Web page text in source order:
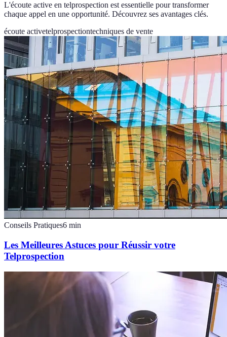
L'écoute active en telprospection est essentielle pour transformer
chaque appel en une opportunité. Découvrez ses avantages clés.
écoute activetelprospectiontechniques de vente
Conseils Pratiques6 min
Les Meilleures Astuces pour Réussir votre
Telprospection